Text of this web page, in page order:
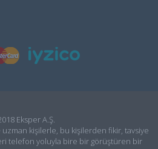
Eksper A.Ş.
kişilerle, bu kişilerden fikir, tavsiye
telefon yoluyla bire bir görüştüren bir